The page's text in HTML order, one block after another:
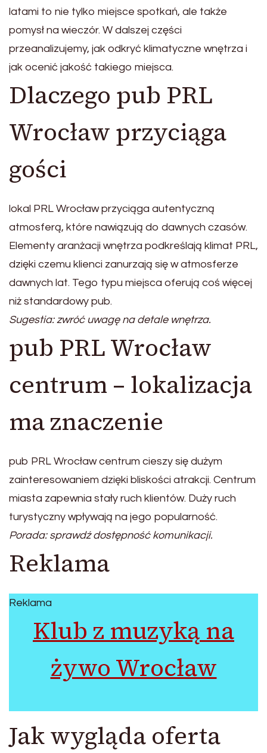
latami to nie tylko miejsce spotkań, ale także
pomysł na wieczór. W dalszej części
przeanalizujemy, jak odkryć klimatyczne wnętrza i
jak ocenić jakość takiego miejsca.
Dlaczego pub PRL
Wrocław przyciąga
gości
lokal PRL Wrocław przyciąga autentyczną
atmosferą, które nawiązują do dawnych czasów.
Elementy aranżacji wnętrza podkreślają klimat PRL,
dzięki czemu klienci zanurzają się w atmosferze
dawnych lat. Tego typu miejsca oferują coś więcej
niż standardowy pub.
Sugestia: zwróć uwagę na detale wnętrza.
pub PRL Wrocław
centrum – lokalizacja
ma znaczenie
pub PRL Wrocław centrum cieszy się dużym
zainteresowaniem dzięki bliskości atrakcji. Centrum
miasta zapewnia stały ruch klientów. Duży ruch
turystyczny wpływają na jego popularność.
Porada: sprawdź dostępność komunikacji.
Reklama
Reklama
Klub z muzyką na
żywo Wrocław
Jak wygląda oferta